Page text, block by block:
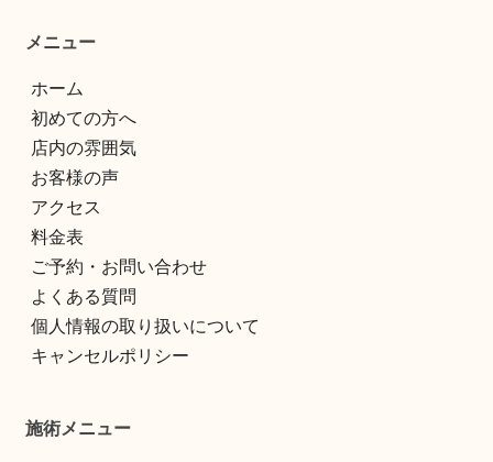
メニュー
ホーム
初めての方へ
店内の雰囲気
お客様の声
アクセス
料金表
ご予約・お問い合わせ
よくある質問
個人情報の取り扱いについて
キャンセルポリシー
施術メニュー